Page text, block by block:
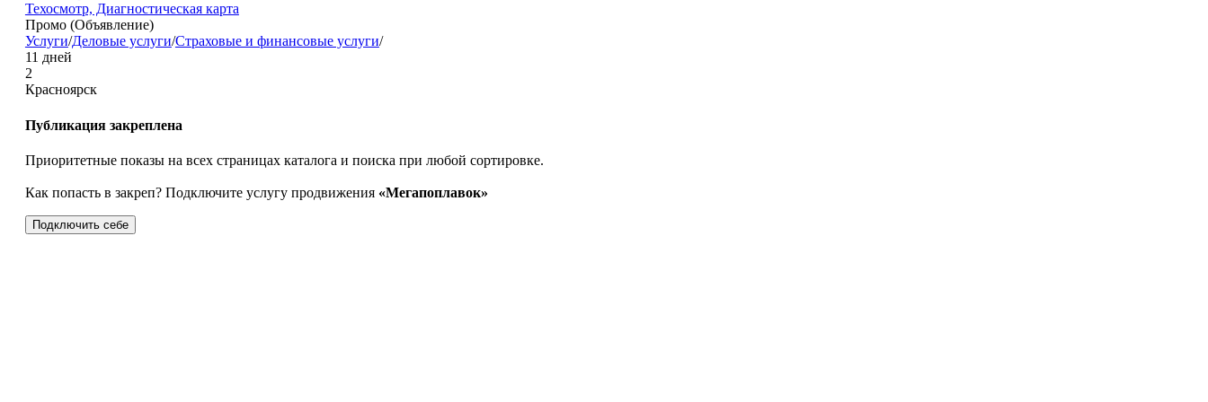
Техосмотр, Диагностическая карта
Промо (Объявление)
Услуги/Деловые услуги/Страховые и финансовые услуги/
11 дней
2
Красноярск
Публикация закреплена
Приоритетные показы на всех страницах каталога и поиска при любой сортировке.
Как попасть в закреп? Подключите услугу продвижения «Мегапоплавок»
Подключить себе